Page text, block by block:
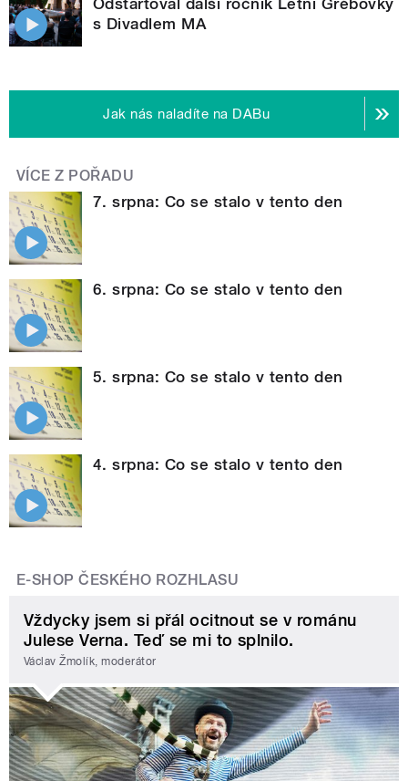
s Divadlem MA
Jak nás naladíte na DABu
VÍCE Z POŘADU
7. srpna: Co se stalo v tento den
6. srpna: Co se stalo v tento den
5. srpna: Co se stalo v tento den
4. srpna: Co se stalo v tento den
E-SHOP ČESKÉHO ROZHLASU
Vždycky jsem si přál ocitnout se v románu
Julese Verna. Teď se mi to splnilo.
Václav Žmolík, moderátor